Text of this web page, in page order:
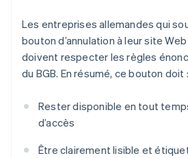
Les entreprises allemandes qui
bouton d’annulation à leur site
doivent respecter les règles
du BGB. En résumé, ce bouton doit :
Rester disponible en tout
d’accès
Être clairement lisible et